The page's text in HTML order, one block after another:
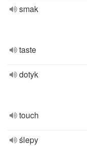
smak
taste
dotyk
touch
ślepy